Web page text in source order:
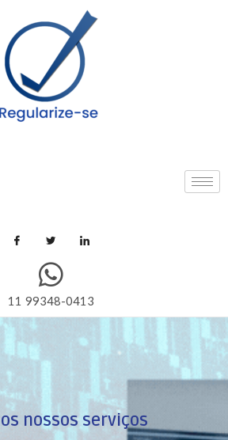
11 99348-0413
nossos serviços